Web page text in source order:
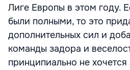
Лиге Европы в этом году.
были полными, то это
дополнительных сил и
команды задора и
принципиально не хочется